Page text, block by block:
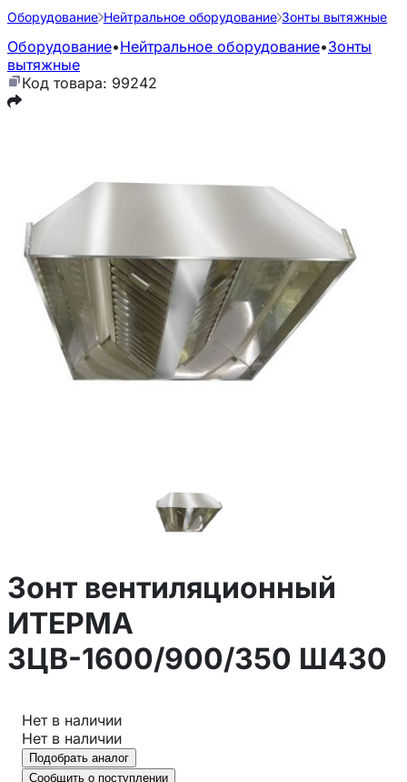
Оборудование Нейтральное оборудование Зонты вытяжные
Оборудование•Нейтральное оборудование•Зонты
вытяжные
Код товара: 99242
Зонт вентиляционный
ИТЕРМА
ЗЦВ-1600/900/350 Ш430
Нет в наличии
Нет в наличии
Подобрать аналог
Сообщить о поступлении